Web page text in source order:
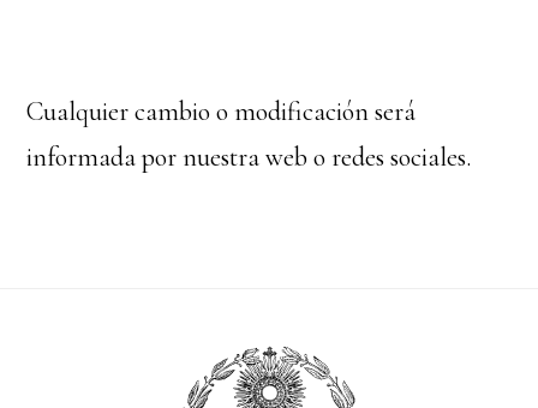
Cualquier cambio o modificación será
informada por nuestra web o redes sociales.